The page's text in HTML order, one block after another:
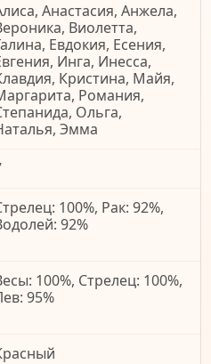
Анастасия, Анжела,
Виолетта,
Евдокия, Есения,
Инга, Инесса,
Кристина, Майя,
Романия,
Ольга,
Эмма
100%, Рак: 92%,
92%
100%, Стрелец: 100%,
95%